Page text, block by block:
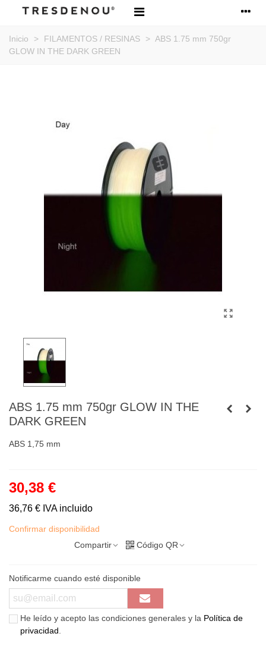
Inicio > FILAMENTOS / RESINAS > ABS 1.75 mm 750gr
GLOW IN THE DARK GREEN
ABS 1.75 mm 750gr GLOW IN THE
DARK GREEN
ABS 1,75 mm
30,38 €
36,76 € IVA incluido
Confirmar disponibilidad
Compartir
Código QR
Notificarme cuando esté disponible
He leído y acepto las condiciones generales y la Política de
privacidad